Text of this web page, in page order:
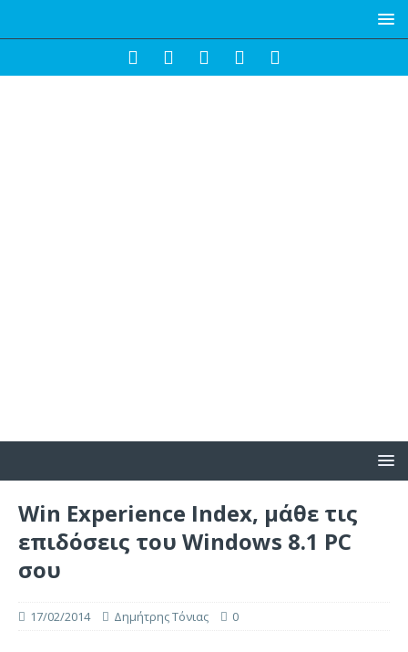
Win Experience Index, μάθε τις
επιδόσεις του Windows 8.1 PC
σου
17/02/2014 Δημήτρης Τόνιας 0